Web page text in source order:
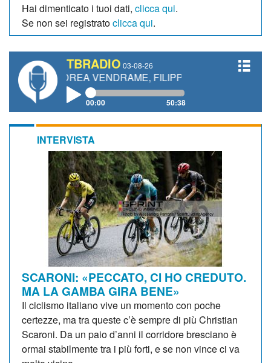
Hai dimenticato i tuoi dati, clicca qui.
Se non sei registratoclicca qui.
TBRADIO 03-08-26
VENDRAME, FILIPPO FIORELLI
00:00 50:38
INTERVISTA
SCARONI: «PECCATO, CI HO CREDUTO.
MA LA GAMBA GIRA BENE»
Il ciclismo italiano vive un momento con poche
certezze, ma tra queste c’è sempre di più Christian
Scaroni. Da un paio d’anni il corridore bresciano è
ormai stabilmente tra i più forti, e se non vince ci va